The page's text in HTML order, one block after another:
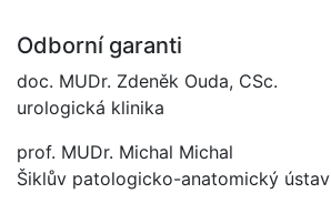
Odborní garanti
doc. MUDr. Zdeněk Ouda, CSc.
urologická klinika
prof. MUDr. Michal Michal
Šiklův patologicko-anatomický ústav